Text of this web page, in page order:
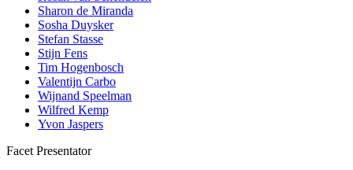
Sharon de Miranda
Sosha Duysker
Stefan Stasse
Stijn Fens
Tim Hogenbosch
Valentijn Carbo
Wijnand Speelman
Wilfred Kemp
Yvon Jaspers
Facet Presentator